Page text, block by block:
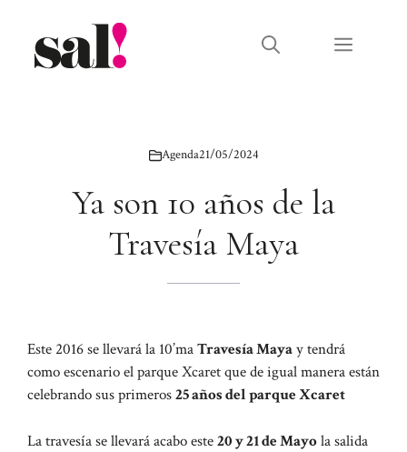
contenido
Menú
Agenda21/05/2024
Ya son 10 años de la
Travesía Maya
Este 2016 se llevará la 10’maTravesía Mayay tendrá
como escenario el parque Xcaret que de igual manera están
celebrando sus primeros25 años del parque Xcaret
La travesía se llevará acabo este20 y 21 de Mayola salida